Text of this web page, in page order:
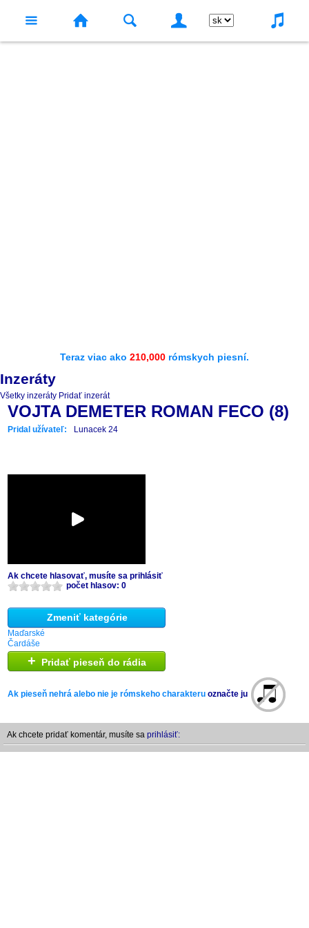
Teraz viac ako 210,000 rómskych piesní.
Inzeráty
Všetky inzeráty Pridať inzerát
VOJTA DEMETER ROMAN FECO (8)
Pridal užívateľ: Lunacek 24
Ak chcete hlasovať, musíte sa prihlásiť
počet hlasov: 0
Zmeniť kategórie
Maďarské
Čardáše
+ Pridať pieseň do rádia
Ak pieseň nehrá alebo nie je rómskeho charakteru označte ju
Ak chcete pridať komentár, musíte sa prihlásiť: